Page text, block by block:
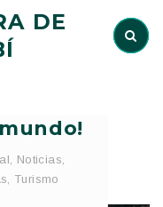
DE
, Noticias,
, Turismo